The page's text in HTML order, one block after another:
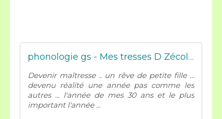
phonologie gs - Mes tresses D Zécolles
Devenir maîtresse .. un rêve de petite fille ...
devenu réalité une année pas comme les
autres ... l'année de mes 30 ans et le plus
important l'année ...